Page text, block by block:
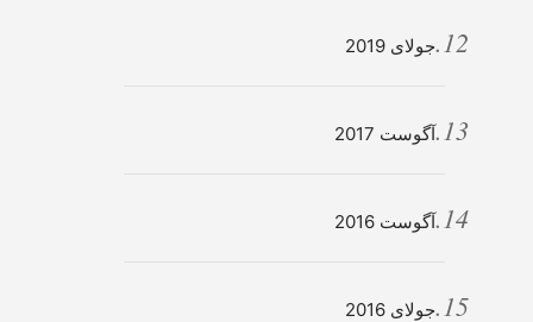
جولای 2019
آگوست 2017
آگوست 2016
جولای 2016